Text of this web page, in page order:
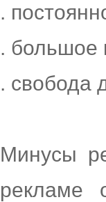
.
. большое
. свобода
Минусы
рекламе